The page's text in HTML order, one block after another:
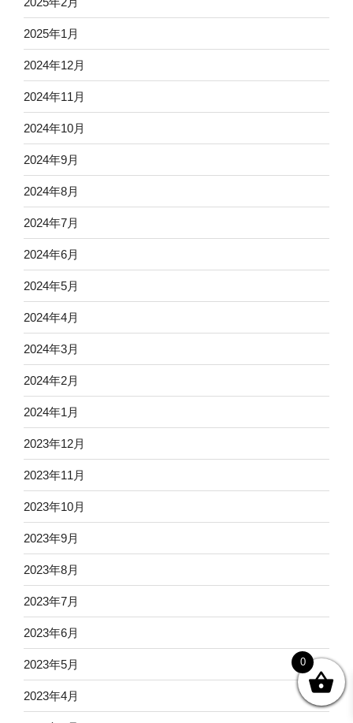
2025年1月
2024年12月
2024年11月
2024年10月
2024年9月
2024年8月
2024年7月
2024年6月
2024年5月
2024年4月
2024年3月
2024年2月
2024年1月
2023年12月
2023年11月
2023年10月
2023年9月
2023年8月
2023年7月
2023年6月
2023年5月
2023年4月
0